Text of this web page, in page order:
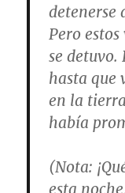
detenerse
Pero
se detuvo.
hasta que
en la
había
(Nota:
esta